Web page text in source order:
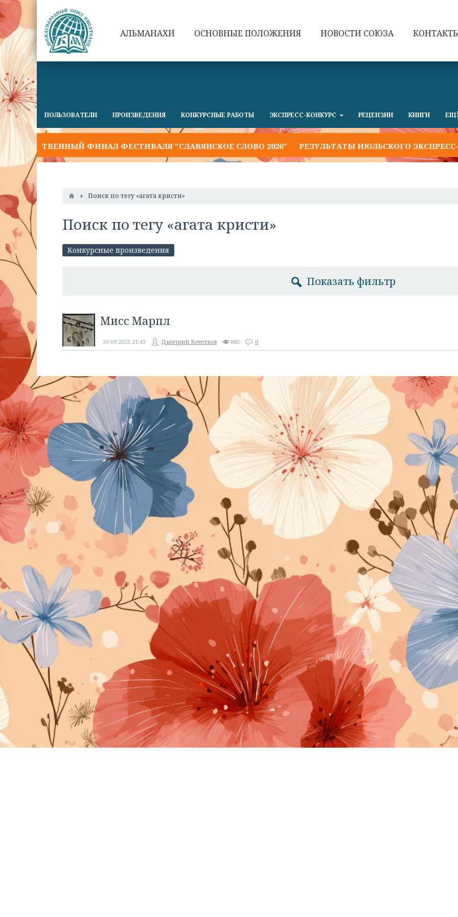
АЛЬМАНАХИ ОСНОВНЫЕ ПОЛОЖЕНИЯ НОВОСТИ СОЮЗА
ПОЛЬЗОВАТЕЛИ ПРОИЗВЕДЕНИЯ КОНКУРСНЫЕ РАБОТЫ ЭКСПРЕСС-КОНКУРС РЕЦЕНЗИИ КНИГИ
ФИНАЛ ФЕСТИВАЛЯ "СЛАВЯНСКОЕ СЛОВО 2026" РЕЗУЛЬТАТЫ ИЮЛЬСКОГО ЭКСПРЕСС-
Поиск по тегу «агата кристи»
Поиск по тегу «агата кристи»
Конкурсные произведения
Показать фильтр
Мисс Марпл
30.09.2021 21:43 Дмитрий Кочетков 885 0